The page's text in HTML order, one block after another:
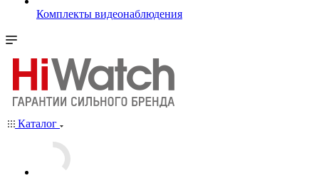
Комплекты видеонаблюдения
Каталог